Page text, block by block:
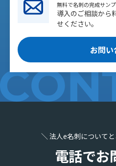
無料で名刺の完成サン
導入のご相談から
せください。
お問い
＼ 法人e名刺について
電話でお